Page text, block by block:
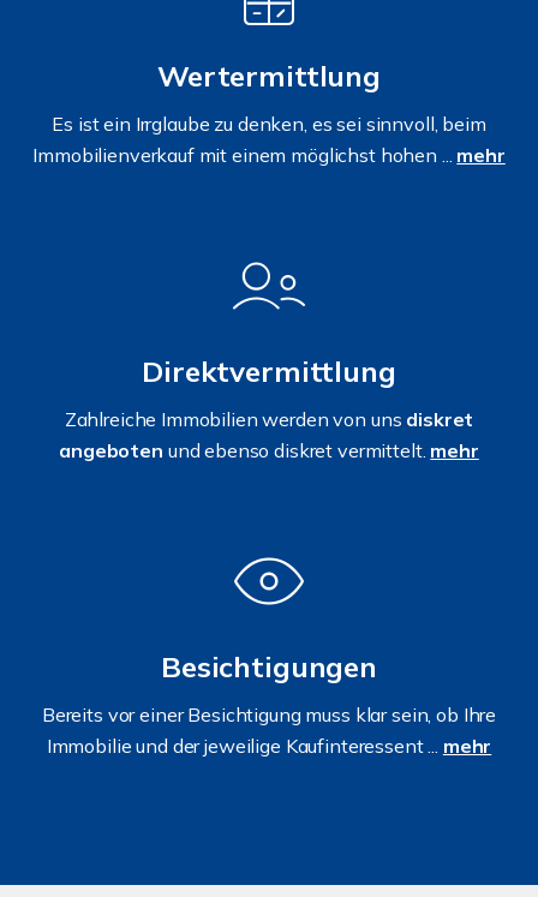
Wertermittlung
Es ist ein Irrglaube zu denken, es sei sinnvoll, beim
Immobilienverkauf mit einem möglichst hohen ... mehr
Direktvermittlung
Zahlreiche Immobilien werden von uns diskret
angeboten und ebenso diskret vermittelt. mehr
Besichtigungen
Bereits vor einer Besichtigung muss klar sein, ob Ihre
Immobilie und der jeweilige Kaufinteressent ... mehr